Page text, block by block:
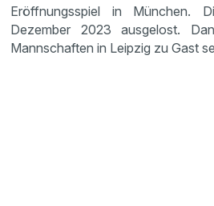
Eröffnungsspiel in München.
Dezember 2023 ausgelost.
Mannschaften in Leipzig zu Gast